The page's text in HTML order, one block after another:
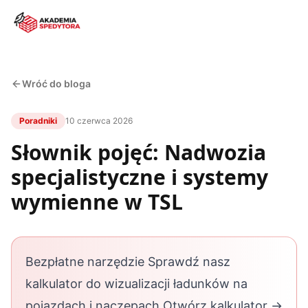
Wróć do bloga
Poradniki 10 czerwca 2026
Słownik pojęć: Nadwozia
specjalistyczne i systemy
wymienne w TSL
Bezpłatne narzędzie Sprawdź nasz
kalkulator do wizualizacji ładunków na